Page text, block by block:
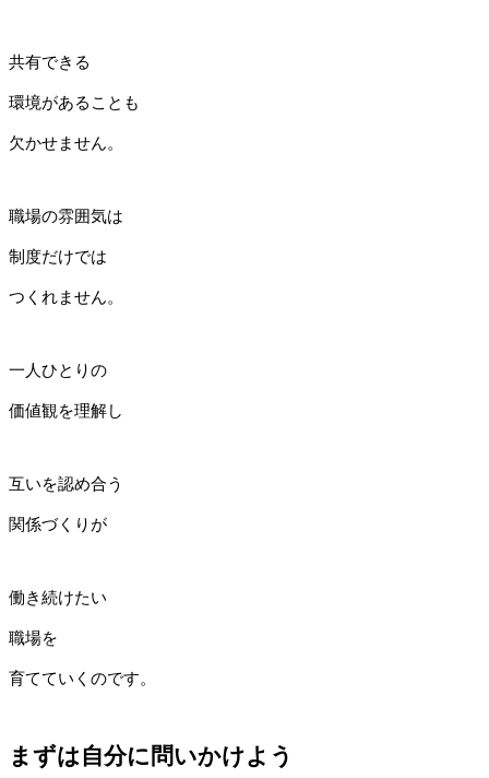
共有できる
環境があることも
欠かせません。
職場の雰囲気は
制度だけでは
つくれません。
一人ひとりの
価値観を理解し
互いを認め合う
関係づくりが
働き続けたい
職場を
育てていくのです。
まずは自分に問いかけよう